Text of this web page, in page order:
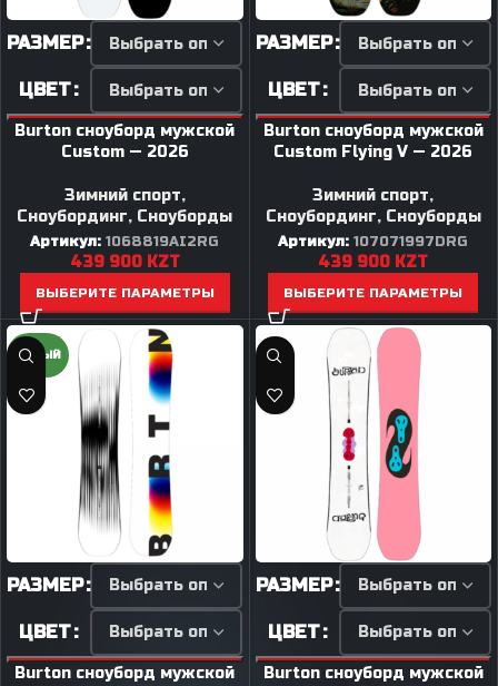
РАЗМЕР
ЦВЕТ
Burton сноуборд мужской
Custom — 2026
Зимний спорт,
Сноубординг, Сноуборды
Артикул:1068819AI2RG
439 900 KZT
ВЫБЕРИТЕ ПАРАМЕТРЫ
РАЗМЕР
ЦВЕТ
Burton сноуборд мужской
Custom Flying V — 2026
Зимний спорт,
Сноубординг, Сноуборды
Артикул:107071997DRG
439 900 KZT
ВЫБЕРИТЕ ПАРАМЕТРЫ
НОВЫЙ
РАЗМЕР
ЦВЕТ
Burton сноуборд мужской
РАЗМЕР
ЦВЕТ
Burton сноуборд мужской